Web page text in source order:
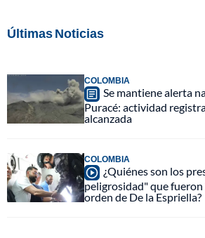
Últimas Noticias
COLOMBIA
Se mantiene alerta
Puracé: actividad
alcanzada
COLOMBIA
¿Quiénes son los
peligrosidad" que
orden de De la Espriella?